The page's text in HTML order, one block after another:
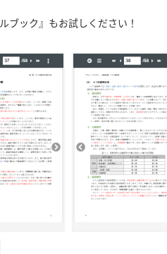
ブック』もお試しください！